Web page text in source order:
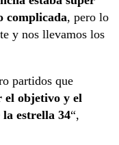
complicada, pero lo
y nos llevamos los
partidos que
objetivo y el
la estrella 34“,